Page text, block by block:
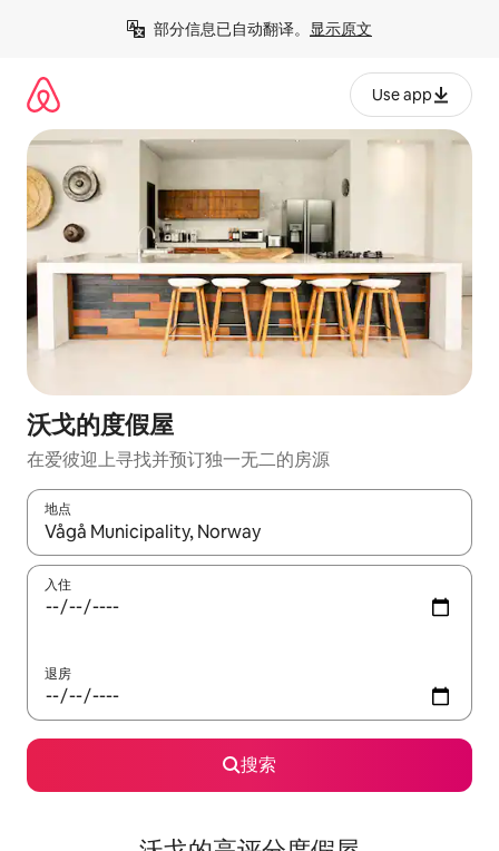
部分信息已自动翻译。 显示原文
Use app
沃戈的度假屋
在爱彼迎上寻找并预订独一无二的房源
地点
如有搜索结果，请使用上下方向键查看，或通过点击或滑动手势
入住
退房
搜索